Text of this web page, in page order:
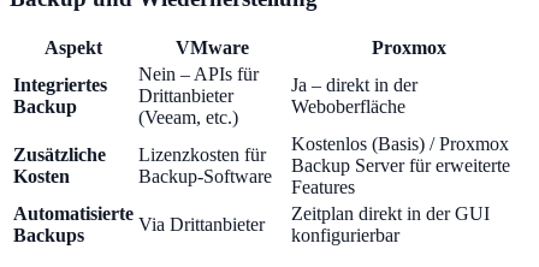
Aspekt VMware
Proxmox
Integriertes
Backup
Nein – APIs für
Drittanbieter
(Veeam, etc.)
Ja – direkt in der
Weboberfläche
Zusätzliche
Kosten
Lizenzkosten für
Backup-Software
Kostenlos (Basis) / Proxmox
Backup Server für erweiterte
Features
Automatisierte
Backups
Via Drittanbieter
Zeitplan direkt in der GUI
konfigurierbar